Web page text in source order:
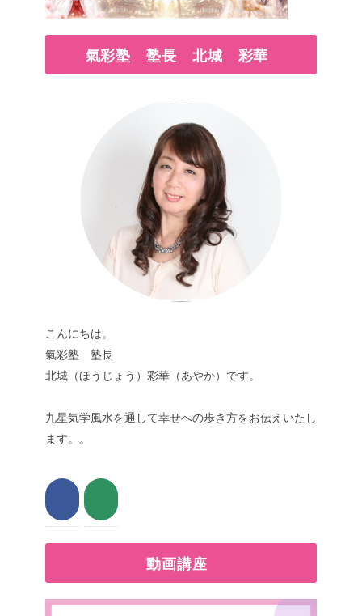
氣彩塾 塾長 北城 彩華
こんにちは。
氣彩塾 塾長
北城（ほうじょう）彩華（あやか）です。
九星気学風水を通して幸せへの歩き方をお伝えいたし
ます。。
動画講座